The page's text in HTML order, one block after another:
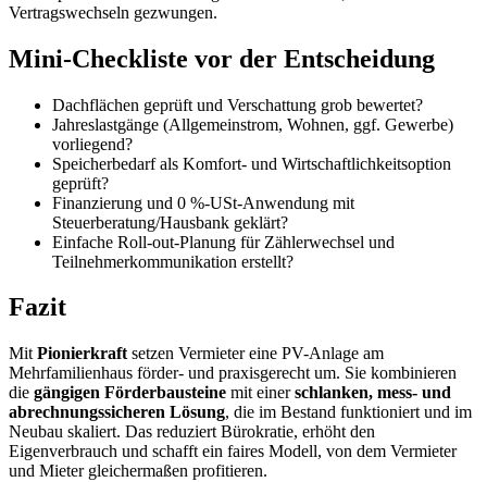
Vertragswechseln gezwungen.
Mini-Checkliste vor der Entscheidung
Dachflächen geprüft und Verschattung grob bewertet?
Jahreslastgänge (Allgemeinstrom, Wohnen, ggf. Gewerbe)
vorliegend?
Speicherbedarf als Komfort- und Wirtschaftlichkeitsoption
geprüft?
Finanzierung und 0 %-USt-Anwendung mit
Steuerberatung/Hausbank geklärt?
Einfache Roll-out-Planung für Zählerwechsel und
Teilnehmerkommunikation erstellt?
Fazit
Mit Pionierkraft setzen Vermieter eine PV-Anlage am
Mehrfamilienhaus förder- und praxisgerecht um. Sie kombinieren
die gängigen Förderbausteine mit einerschlanken, mess- und
abrechnungssicheren Lösung, die im Bestand funktioniert und im
Neubau skaliert. Das reduziert Bürokratie, erhöht den
Eigenverbrauch und schafft ein faires Modell, von dem Vermieter
und Mieter gleichermaßen profitieren.